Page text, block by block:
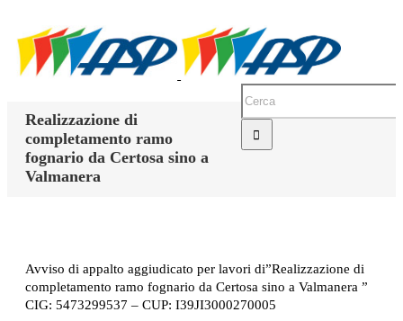
Realizzazione di
completamento ramo
fognario da Certosa sino a
Valmanera
Avviso di appalto aggiudicato per lavori di”Realizzazione di
completamento ramo fognario da Certosa sino a Valmanera ”
CIG: 5473299537 – CUP: I39JI3000270005